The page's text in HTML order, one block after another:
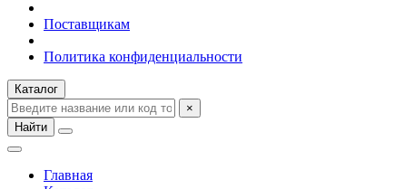
Поставщикам
Политика конфиденциальности
Каталог
×
Найти
Главная